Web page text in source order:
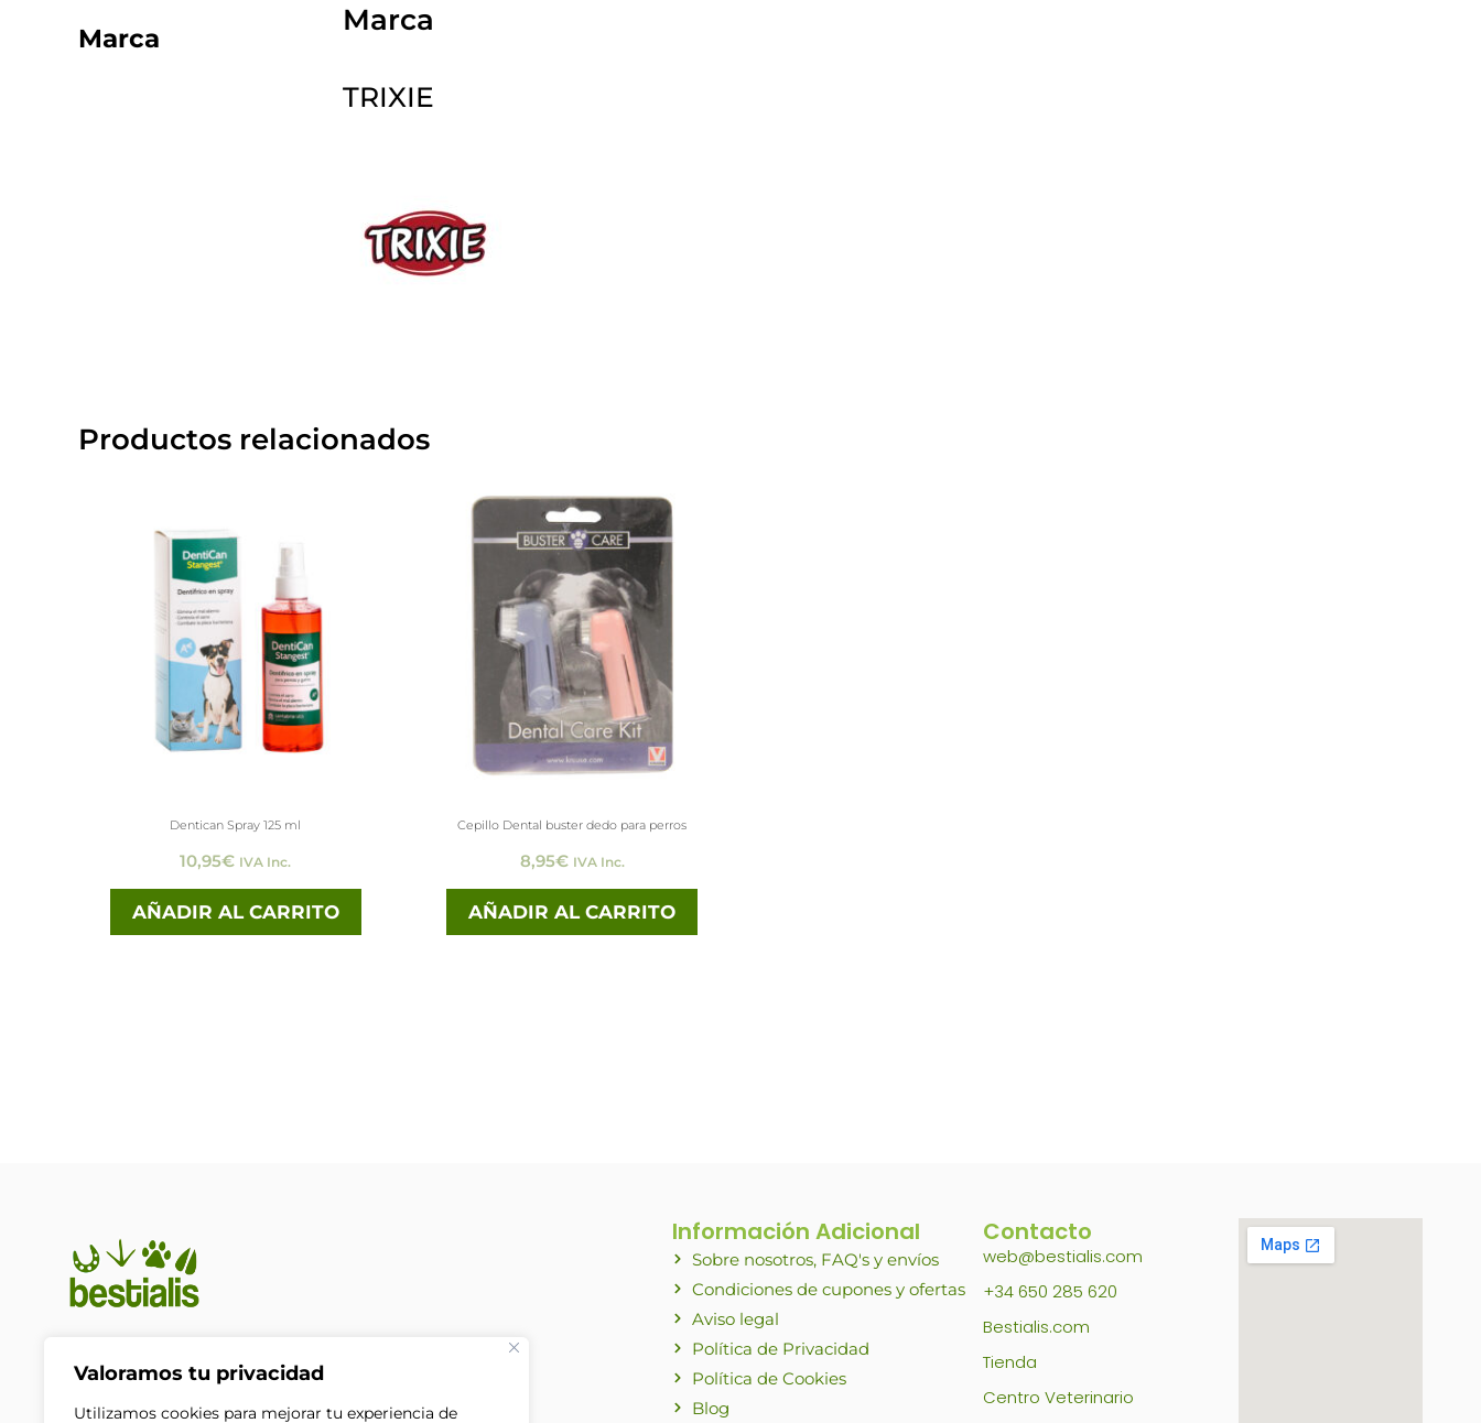
Valoramos tu privacidad
Utilizamos cookies para mejorar tu experiencia de
Marca
Marca
TRIXIE
Productos relacionados
Dentican Spray 125 ml
10,95€ IVA Inc.
AÑADIR AL CARRITO
Cepillo Dental buster dedo para perros
8,95€ IVA Inc.
AÑADIR AL CARRITO
confianza y pasión por los
animales para ayudarte a
Información Adicional
Sobre nosotros, FAQ's y envíos
Condiciones de cupones y ofertas
Aviso legal
Política de Privacidad
Política de Cookies
Blog
Contacto
web@bestialis.com
+34 650 285 620
Bestialis.com
Tienda
Centro Veterinario